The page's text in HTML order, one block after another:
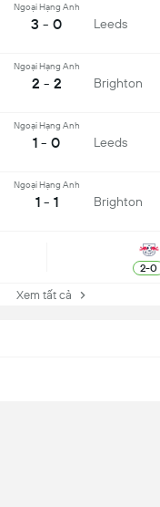
Ngoại Hạng Anh
3 - 0 Leeds
Ngoại Hạng Anh
2 - 2 Brighton
Ngoại Hạng Anh
1 - 0 Leeds
Ngoại Hạng Anh
1 - 1 Brighton
2-0
Xem tất cả